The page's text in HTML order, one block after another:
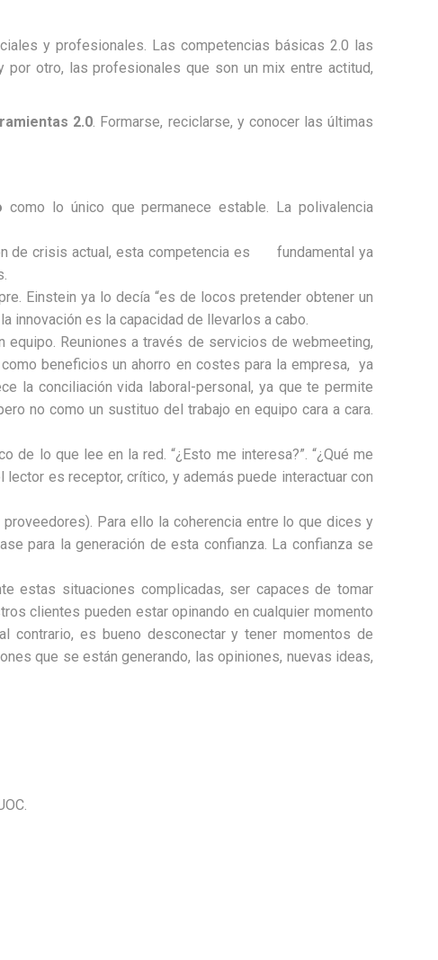
y profesionales. Las competencias básicas 2.0 las
otro, las profesionales que son un mix entre actitud,
2.0. Formarse, reciclarse, y conocer las últimas
como lo único que permanece estable. La polivalencia
de crisis actual, esta competencia es fundamental ya
Einstein ya lo decía “es de locos pretender obtener un
innovación es la capacidad de llevarlos a cabo.
equipo. Reuniones a través de servicios de webmeeting,
beneficios un ahorro en costes para la empresa, ya
la conciliación vida laboral-personal, ya que te permite
no como un sustituo del trabajo en equipo cara a cara.
lo que lee en la red. “¿Esto me interesa?”. “¿Qué me
es receptor, crítico, y además puede interactuar con
Para ello la coherencia entre lo que dices y
para la generación de esta confianza. La confianza se
estas situaciones complicadas, ser capaces de tomar
clientes pueden estar opinando en cualquier momento
contrario, es bueno desconectar y tener momentos de
que se están generando, las opiniones, nuevas ideas,